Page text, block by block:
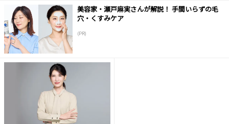
美容家・瀬戸麻実さんが解説！ 手間いらずの毛
穴・くすみケア
(PR)